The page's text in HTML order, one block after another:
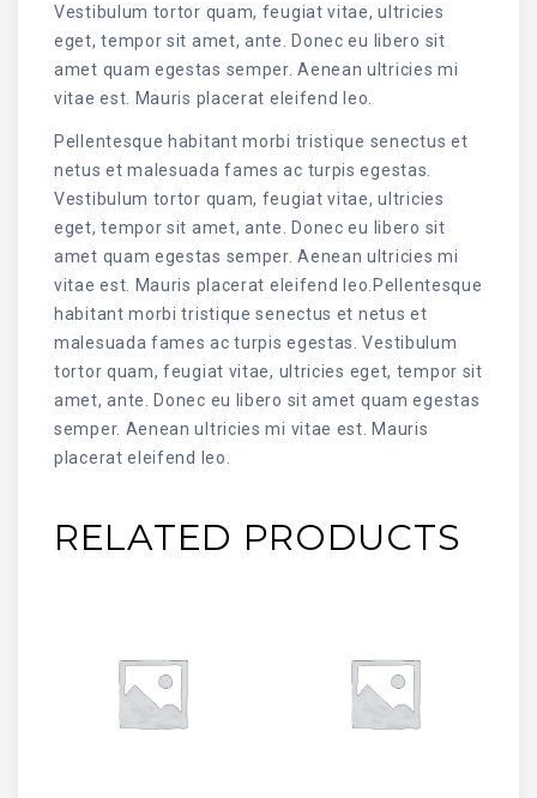
Vestibulum tortor quam, feugiat vitae, ultricies
eget, tempor sit amet, ante. Donec eu libero sit
amet quam egestas semper. Aenean ultricies mi
vitae est. Mauris placerat eleifend leo.
Pellentesque habitant morbi tristique senectus et
netus et malesuada fames ac turpis egestas.
Vestibulum tortor quam, feugiat vitae, ultricies
eget, tempor sit amet, ante. Donec eu libero sit
amet quam egestas semper. Aenean ultricies mi
vitae est. Mauris placerat eleifend leo.Pellentesque
habitant morbi tristique senectus et netus et
malesuada fames ac turpis egestas. Vestibulum
tortor quam, feugiat vitae, ultricies eget, tempor sit
amet, ante. Donec eu libero sit amet quam egestas
semper. Aenean ultricies mi vitae est. Mauris
placerat eleifend leo.
RELATED PRODUCTS
SEPETE EKLE SEPETE EKLE